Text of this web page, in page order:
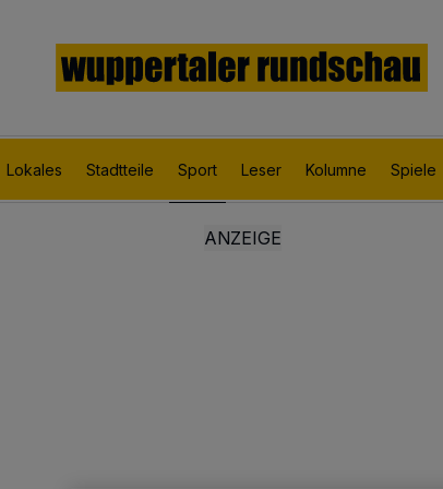
Lokales Stadtteile Sport Leser Kolumne Spiele